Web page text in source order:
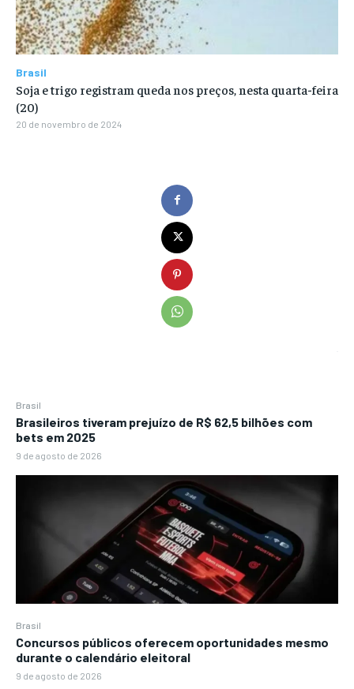
Brasil
Brasileiros tiveram prejuízo de R$ 62,5 bilhões com
bets em 2025
9 de agosto de 2026
Brasil
Concursos públicos oferecem oportunidades mesmo
durante o calendário eleitoral
9 de agosto de 2026
Brasil
Soja e trigo registram queda nos preços, nesta quarta-feira
(20)
20 de novembro de 2024